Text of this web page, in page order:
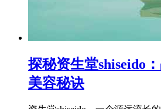
探秘资生堂shiseido
美容秘诀